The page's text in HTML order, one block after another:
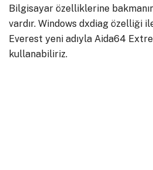
Bilgisayar özelliklerine
vardır. Windows dxdiag özelliği
Everest yeni adıyla Aida64
kullanabiliriz.